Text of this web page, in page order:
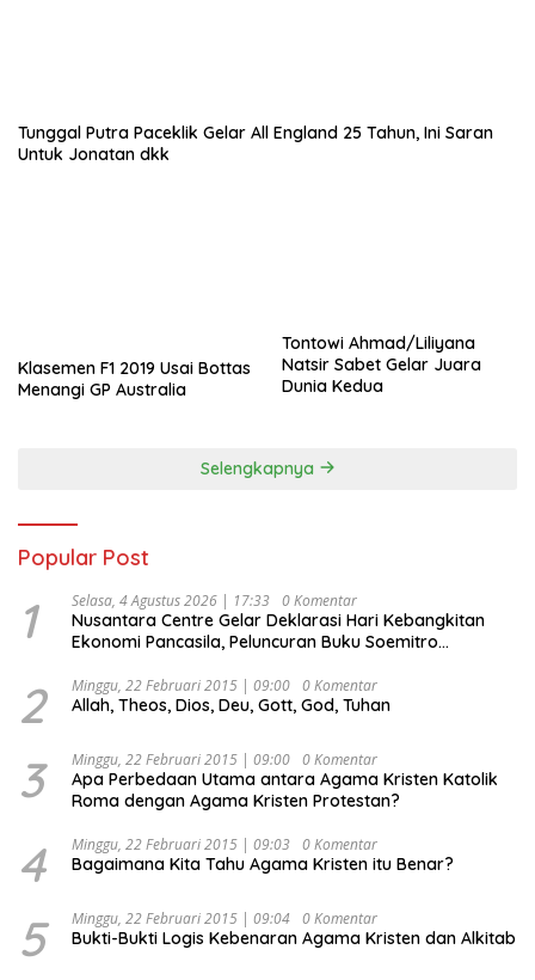
Tunggal Putra Paceklik Gelar All England 25 Tahun, Ini Saran
Untuk Jonatan dkk
Klasemen F1 2019 Usai Bottas
Menangi GP Australia
Tontowi Ahmad/Liliyana
Natsir Sabet Gelar Juara
Dunia Kedua
Selengkapnya
Popular Post
1 Selasa, 4 Agustus 2026 | 17:33 0 Komentar
Nusantara Centre Gelar Deklarasi Hari Kebangkitan
Ekonomi Pancasila, Peluncuran Buku Soemitro
Ekonomi Politik Indonesia) & Simposium Nasional
“Urgensi Undang-Undang Perekonomian Nasional dan
Indonesia Emas 2045”,
2 Minggu, 22 Februari 2015 | 09:00 0 Komentar
Allah, Theos, Dios, Deu, Gott, God, Tuhan
3 Minggu, 22 Februari 2015 | 09:00 0 Komentar
Apa Perbedaan Utama antara Agama Kristen Katolik
Roma dengan Agama Kristen Protestan?
4 Minggu, 22 Februari 2015 | 09:03 0 Komentar
Bagaimana Kita Tahu Agama Kristen itu Benar?
5 Minggu, 22 Februari 2015 | 09:04 0 Komentar
Bukti-Bukti Logis Kebenaran Agama Kristen dan Alkitab